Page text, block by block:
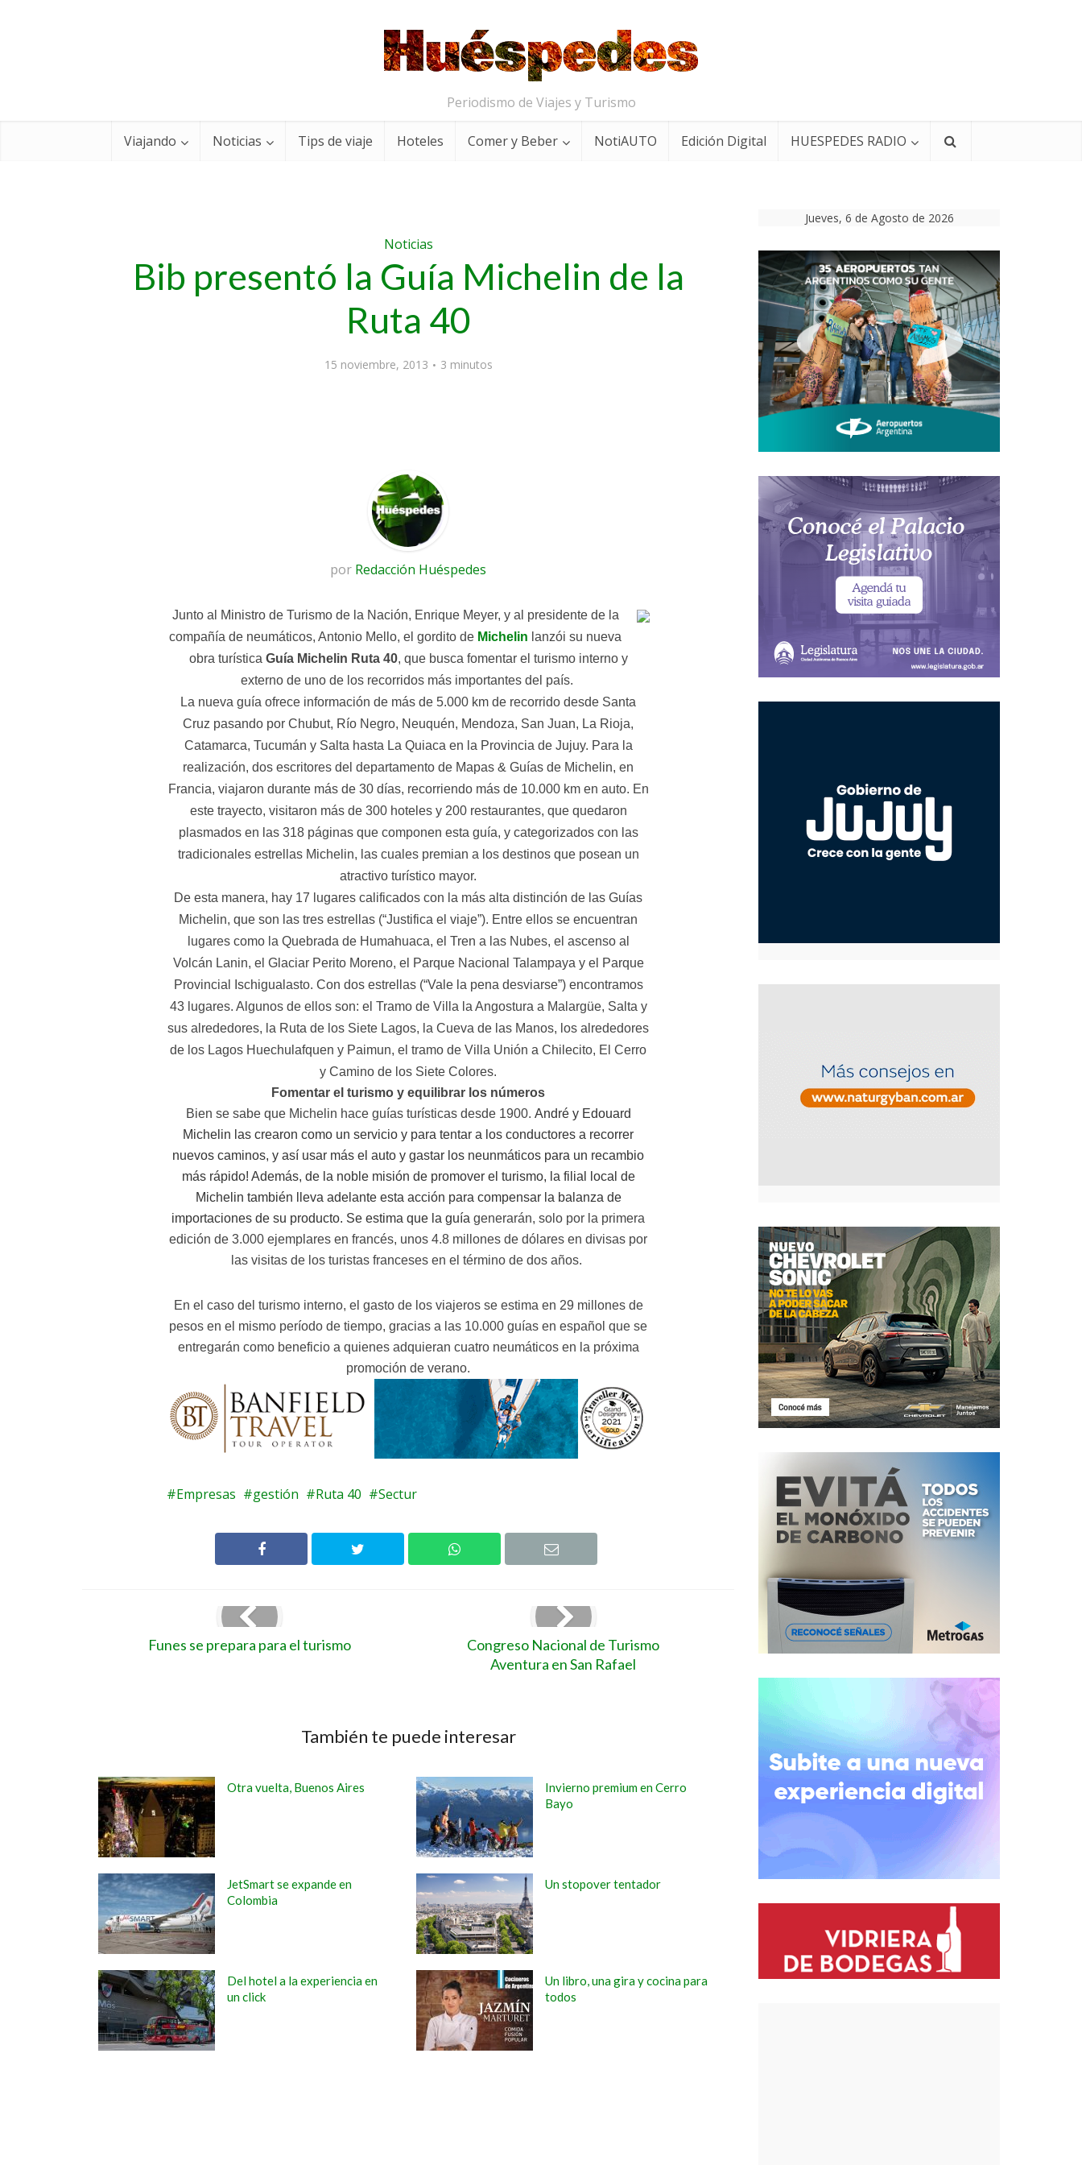
Periodismo de Viajes y Turismo
Viajando Noticias Tips de viaje Hoteles Comer y Beber NotiAUTO Edición Digital HUESPEDES RADIO
Noticias
Bib presentó la Guía Michelin de la
Ruta 40
15 noviembre, 2013 3 minutos
por Redacción Huéspedes
Junto al Ministro de Turismo de la Nación, Enrique Meyer, y al presidente de la
compañía de neumáticos, Antonio Mello, el gordito de Michelin lanzói su nueva
obra turística Guía Michelin Ruta 40, que busca fomentar el turismo interno y
externo de uno de los recorridos más importantes del país.
La nueva guía ofrece información de más de 5.000 km de recorrido desde Santa
Cruz pasando por Chubut, Río Negro, Neuquén, Mendoza, San Juan, La Rioja,
Catamarca, Tucumán y Salta hasta La Quiaca en la Provincia de Jujuy. Para la
realización, dos escritores del departamento de Mapas & Guías de Michelin, en
Francia, viajaron durante más de 30 días, recorriendo más de 10.000 km en auto. En
este trayecto, visitaron más de 300 hoteles y 200 restaurantes, que quedaron
plasmados en las 318 páginas que componen esta guía, y categorizados con las
tradicionales estrellas Michelin, las cuales premian a los destinos que posean un
atractivo turístico mayor.
De esta manera, hay 17 lugares calificados con la más alta distinción de las Guías
Michelin, que son las tres estrellas (“Justifica el viaje”). Entre ellos se encuentran
lugares como la Quebrada de Humahuaca, el Tren a las Nubes, el ascenso al
Volcán Lanin, el Glaciar Perito Moreno, el Parque Nacional Talampaya y el Parque
Provincial Ischigualasto. Con dos estrellas (“Vale la pena desviarse”) encontramos
43 lugares. Algunos de ellos son: el Tramo de Villa la Angostura a Malargüe, Salta y
sus alrededores, la Ruta de los Siete Lagos, la Cueva de las Manos, los alrededores
de los Lagos Huechulafquen y Paimun, el tramo de Villa Unión a Chilecito, El Cerro
y Camino de los Siete Colores.
Fomentar el turismo y equilibrar los números
Bien se sabe que Michelin hace guías turísticas desde 1900. André y Edouard
Michelin las crearon como un servicio y para tentar a los conductores a recorrer
nuevos caminos, y así usar más el auto y gastar los neunmáticos para un recambio
más rápido! Además, de la noble misión de promover el turismo, la filial local de
Michelin también lleva adelante esta acción para compensar la balanza de
importaciones de su producto. Se estima que la guía generarán, solo por la primera
edición de 3.000 ejemplares en francés, unos 4.8 millones de dólares en divisas por
las visitas de los turistas franceses en el término de dos años.
En el caso del turismo interno, el gasto de los viajeros se estima en 29 millones de
pesos en el mismo período de tiempo, gracias a las 10.000 guías en español que se
entregarán como beneficio a quienes adquieran cuatro neumáticos en la próxima
promoción de verano.
Empresas gestión Ruta 40 Sectur
Funes se prepara para el turismo
Congreso Nacional de Turismo
Aventura en San Rafael
También te puede interesar
Otra vuelta, Buenos Aires
Invierno premium en Cerro
Bayo
JetSmart se expande en
Colombia
Un stopover tentador
Del hotel a la experiencia en
un click
Un libro, una gira y cocina para
todos
Jueves, 6 de Agosto de 2026